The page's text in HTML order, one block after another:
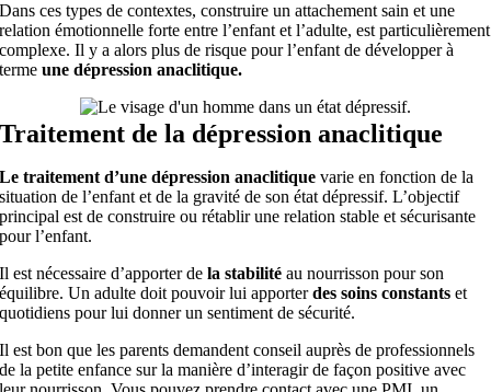
Dans ces types de contextes, construire un attachement sain et une
relation émotionnelle forte entre l’enfant et l’adulte, est particulièrement
complexe. Il y a alors plus de risque pour l’enfant de développer à
termeune dépression anaclitique.
Traitement de la dépression anaclitique
Le traitement d’une dépression anaclitique varie en fonction de la
situation de l’enfant et de la gravité de son état dépressif. L’objectif
principal est de construire ou rétablir une relation stable et sécurisante
pour l’enfant.
Il est nécessaire d’apporter dela stabilité au nourrisson pour son
équilibre. Un adulte doit pouvoir lui apporterdes soins constants et
quotidiens pour lui donner un sentiment de sécurité.
Il est bon que les parents demandent conseil auprès de professionnels
de la petite enfance sur la manière d’interagir de façon positive avec